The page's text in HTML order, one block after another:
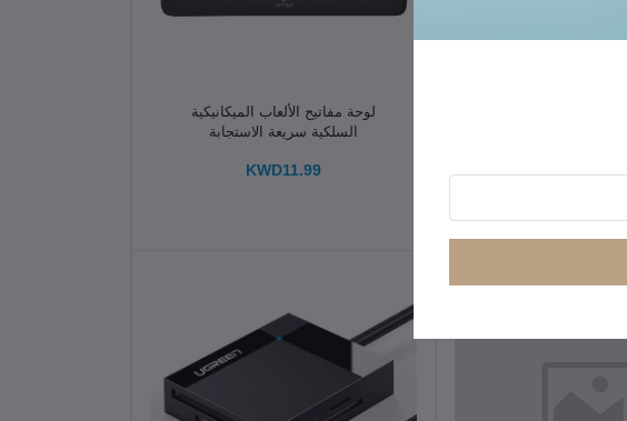
الإضافة إلى سلة التسوق
لوحة مفاتيح الألعاب الميكانيكية
السلكية سريعة الاستجابة
KWD11.99